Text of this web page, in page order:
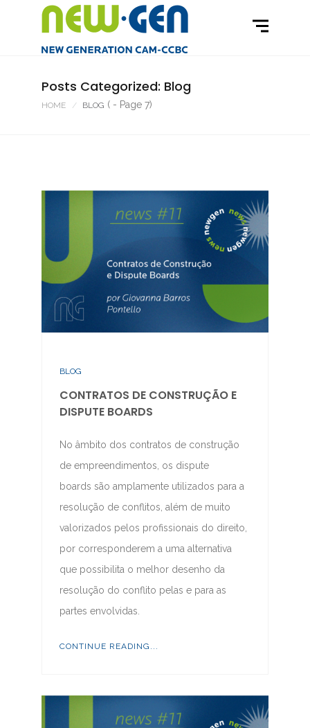
Posts Categorized: Blog
HOME BLOG ( - Page 7)
BLOG
CONTRATOS DE CONSTRUÇÃO E
DISPUTE BOARDS
No âmbito dos contratos de construção
de empreendimentos, os dispute
boards são amplamente utilizados para a
resolução de conflitos, além de muito
valorizados pelos profissionais do direito,
por corresponderem a uma alternativa
que possibilita o melhor desenho da
resolução do conflito pelas e para as
partes envolvidas.
CONTINUE READING...